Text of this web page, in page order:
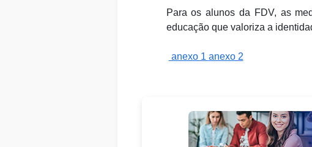
Para os alunos da FDV, as
educação que valoriza a
anexo 1 anexo 2